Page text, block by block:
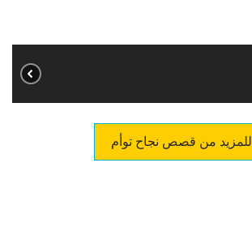
للمزيد من قصص نجاح توأم